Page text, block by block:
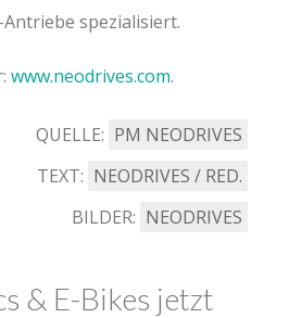
spezialisiert.
www.neodrives.com.­
QUELLE: PM NEODRIVES
TEXT: NEODRIVES / RED.
BILDER: NEODRIVES
& E-Bikes jetzt